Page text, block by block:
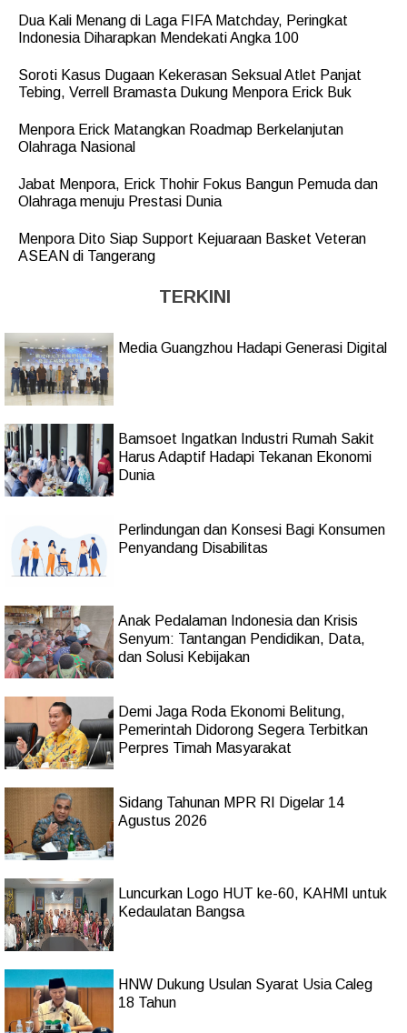
Dua Kali Menang di Laga FIFA Matchday, Peringkat
Indonesia Diharapkan Mendekati Angka 100
Soroti Kasus Dugaan Kekerasan Seksual Atlet Panjat
Tebing, Verrell Bramasta Dukung Menpora Erick Buk
Menpora Erick Matangkan Roadmap Berkelanjutan
Olahraga Nasional
Jabat Menpora, Erick Thohir Fokus Bangun Pemuda dan
Olahraga menuju Prestasi Dunia
Menpora Dito Siap Support Kejuaraan Basket Veteran
ASEAN di Tangerang
TERKINI
Media Guangzhou Hadapi Generasi Digital
Bamsoet Ingatkan Industri Rumah Sakit
Harus Adaptif Hadapi Tekanan Ekonomi
Dunia
Perlindungan dan Konsesi Bagi Konsumen
Penyandang Disabilitas
Anak Pedalaman Indonesia dan Krisis
Senyum: Tantangan Pendidikan, Data,
dan Solusi Kebijakan
Demi Jaga Roda Ekonomi Belitung,
Pemerintah Didorong Segera Terbitkan
Perpres Timah Masyarakat
Sidang Tahunan MPR RI Digelar 14
Agustus 2026
Luncurkan Logo HUT ke-60, KAHMI untuk
Kedaulatan Bangsa
HNW Dukung Usulan Syarat Usia Caleg
18 Tahun